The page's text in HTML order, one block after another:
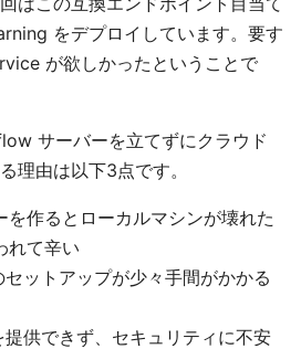
をデプロイしています。要す
が欲しかったということで
サーバーを立てずにクラウド
理由は以下3点です。
を作るとローカルマシンが壊れた
れて辛い
ットアップが少々手間がかかる
供できず、セキュリティに不安